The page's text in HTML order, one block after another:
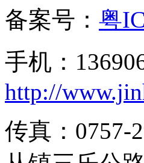
备案号： 粤
手机：
http://
传真：